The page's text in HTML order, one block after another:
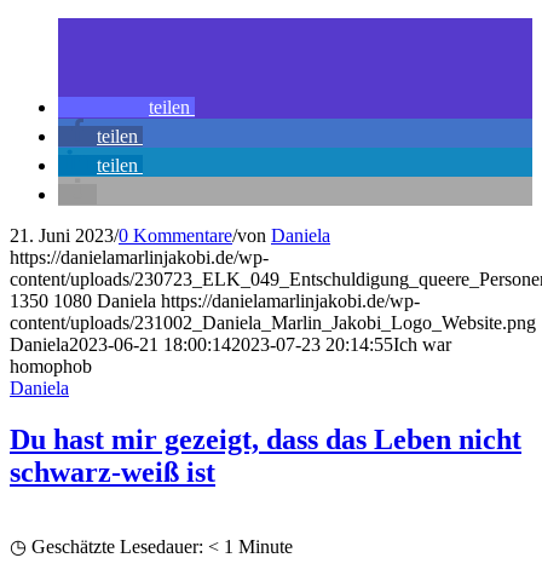
teilen
teilen
teilen
21. Juni 2023/0 Kommentare/von Daniela
https://danielamarlinjakobi.de/wp-
content/uploads/
1350 1080 Daniela https://danielamarlinjakobi.de/wp-
content/uploads/231002_Daniela_Marlin_Jakobi_Logo_Website.png
Daniela2023-06-21 18:00:142023-07-23 20:14:55Ich war
homophob
Daniela
Du hast mir gezeigt, dass das Leben nicht
schwarz-weiß ist
◷ Geschätzte Lesedauer: < 1 Minute